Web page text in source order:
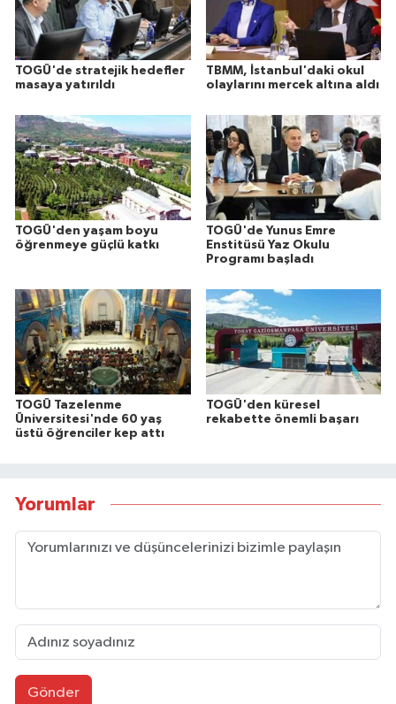
TOGÜ'de stratejik hedefler
masaya yatırıldı
TBMM, İstanbul'daki okul
olaylarını mercek altına aldı
TOGÜ'den yaşam boyu
öğrenmeye güçlü katkı
TOGÜ'de Yunus Emre
Enstitüsü Yaz Okulu
Programı başladı
TOGÜ Tazelenme
Üniversitesi'nde 60 yaş
üstü öğrenciler kep attı
TOGÜ'den küresel
rekabette önemli başarı
Yorumlar
Gönder